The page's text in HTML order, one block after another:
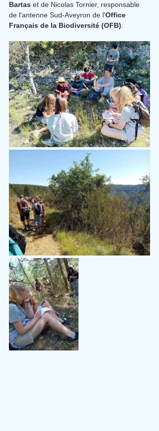
Bartas et de Nicolas Tornier, responsable
de l'antenne Sud-Aveyron de l'Office
Français de la Biodiversité (OFB)